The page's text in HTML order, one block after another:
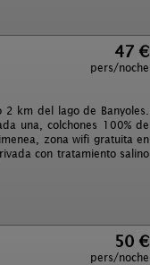
47 €
pers/noche
km del lago de Banyoles.
una, colchones 100% de
zona wifi gratuita en
con tratamiento salino
50 €
pers/noche